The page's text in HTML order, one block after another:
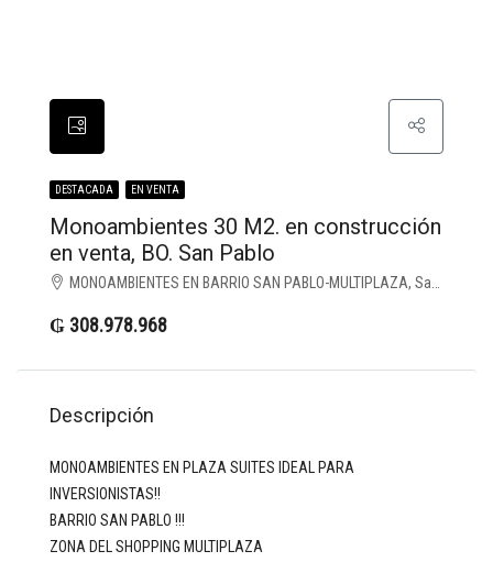
DESTACADA EN VENTA
Monoambientes 30 M2. en construcción
en venta, BO. San Pablo
MONOAMBIENTES EN BARRIO SAN PABLO-MULTIPLAZA, San Pablo, Asunción D.C.
₲ 308.978.968
Descripción
MONOAMBIENTES EN PLAZA SUITES IDEAL PARA
INVERSIONISTAS!!
BARRIO SAN PABLO !!!
ZONA DEL SHOPPING MULTIPLAZA